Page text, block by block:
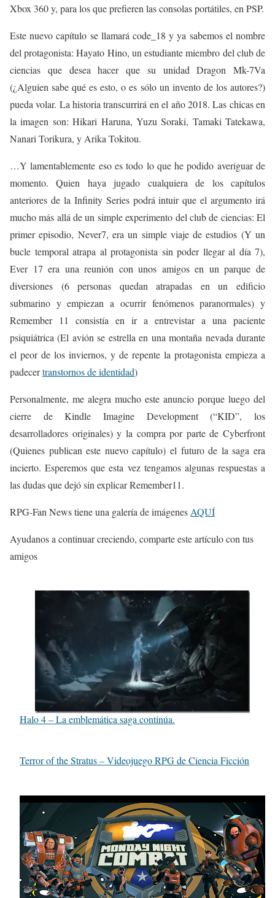
Xbox 360 y, para los que prefieren las consolas portátiles, en PSP.
Este nuevo capítulo se llamará code_18 y ya sabemos el nombre
del protagonista: Hayato Hino, un estudiante miembro del club de
ciencias que desea hacer que su unidad Dragon Mk-7Va
(¿Alguien sabe qué es esto, o es sólo un invento de los autores?)
pueda volar. La historia transcurrirá en el año 2018. Las chicas en
la imagen son: Hikari Haruna, Yuzu Soraki, Tamaki Tatekawa,
Nanari Torikura, y Arika Tokitou.
…Y lamentablemente eso es todo lo que he podido averiguar de
momento. Quien haya jugado cualquiera de los capítulos
anteriores de la Infinity Series podrá intuir que el argumento irá
mucho más allá de un simple experimento del club de ciencias: El
primer episodio, Never7, era un simple viaje de estudios (Y un
bucle temporal atrapa al protagonista sin poder llegar al día 7),
Ever 17 era una reunión con unos amigos en un parque de
diversiones (6 personas quedan atrapadas en un edificio
submarino y empiezan a ocurrir fenómenos paranormales) y
Remember 11 consistía en ir a entrevistar a una paciente
psiquiátrica (El avión se estrella en una montaña nevada durante
el peor de los inviernos, y de repente la protagonista empieza a
padecertranstornos de identidad)
Personalmente, me alegra mucho este anuncio porque luego del
cierre de Kindle Imagine Development (“KID”, los
desarrolladores originales) y la compra por parte de Cyberfront
(Quienes publican este nuevo capítulo) el futuro de la saga era
incierto. Esperemos que esta vez tengamos algunas respuestas a
las dudas que dejó sin explicar Remember11.
RPG-Fan News tiene una galería de imágenes AQUÍ
Ayudanos a continuar creciendo, comparte este artículo con tus
amigos
Halo 4 – La emblemática saga continúa.
Terror of the Stratus – Videojuego RPG de Ciencia Ficción